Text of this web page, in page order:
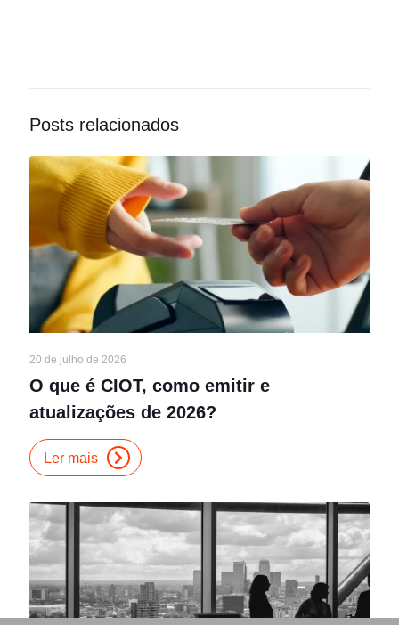
Posts relacionados
20 de julho de 2026
O que é CIOT, como emitir e
atualizações de 2026?
Ler mais